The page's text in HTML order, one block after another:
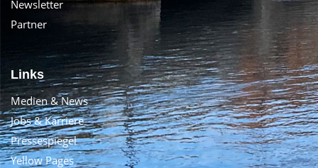
Newsletter
Partner
Links
Medien & News
Jobs & Karriere
Pressespiegel
Yellow Pages